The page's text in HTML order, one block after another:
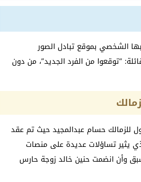
الشخصي بموقع تبادل الصور
“توقعوا من الفرد الجديد”، من دون
للزمالك حسام عبدالمجيد حيث تم عقد
الذي يثير تساؤلات عديدة على منصات
وأن انضمت حنين خالد زوجة حارس